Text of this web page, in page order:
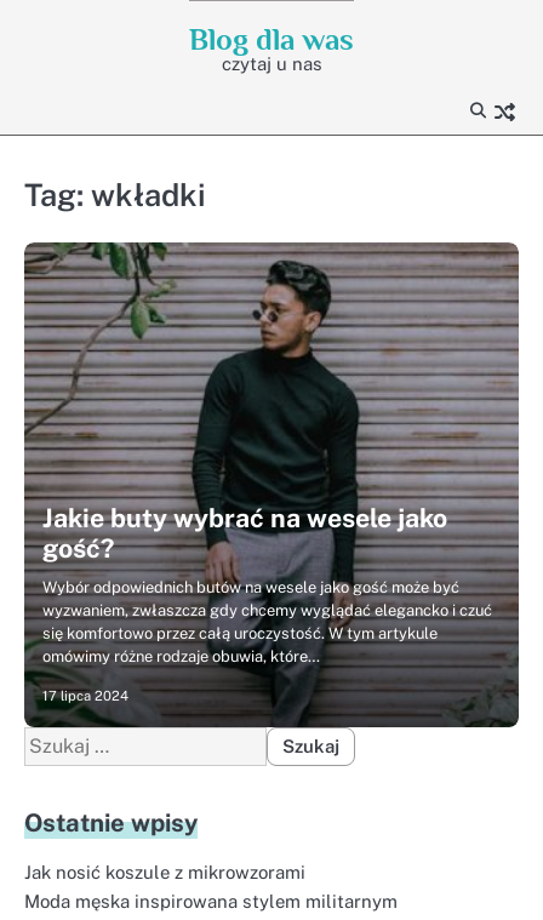
Blog dla was
czytaj u nas
Tag: wkładki
Jakie buty wybrać na wesele jako
gość?
Wybór odpowiednich butów na wesele jako gość może być
wyzwaniem, zwłaszcza gdy chcemy wyglądać elegancko i czuć
się komfortowo przez całą uroczystość. W tym artykule
omówimy różne rodzaje obuwia, które…
17 lipca 2024
Szukaj:
Ostatnie wpisy
Jak nosić koszule z mikrowzorami
Moda męska inspirowana stylem militarnym